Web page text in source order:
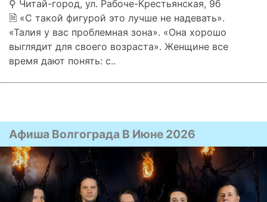
⚲ Читай-город, ул. Рабоче-Крестьянская, 9б
🗎 «С такой фигурой это лучше не надевать».
«Талия у вас проблемная зона». «Она хорошо
выглядит для своего возраста». Женщине все
время дают понять: с..
Афиша Волгограда В Июне 2026